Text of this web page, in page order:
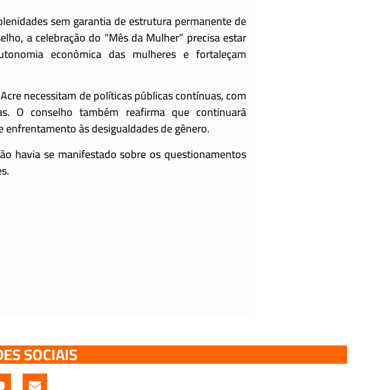
sem garantia de estrutura permanente de
a celebração do “Mês da Mulher” precisa estar
econômica das mulheres e fortaleçam
necessitam de políticas públicas contínuas, com
O conselho também reafirma que continuará
às desigualdades de gênero.
havia se manifestado sobre os questionamentos
SOCIAIS